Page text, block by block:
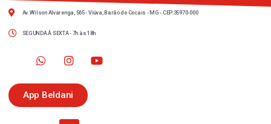
Av. Wilson Alvarenga, 565 - Viúva, Barão de Cocais - MG - CEP:35970-000
SEGUNDA À SEXTA - 7h às 18h
App Beldani